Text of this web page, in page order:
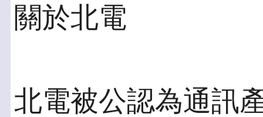
關於北電
北電被公認為通訊